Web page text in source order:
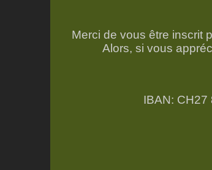
Merci de vous être inscrit
Alors, si vous
IBAN: